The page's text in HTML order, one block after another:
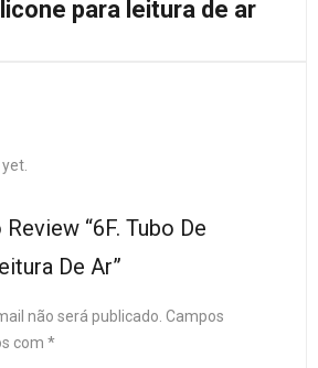
para leitura de ar
“6F. Tubo De
De Ar”
não será publicado. Campos
com *